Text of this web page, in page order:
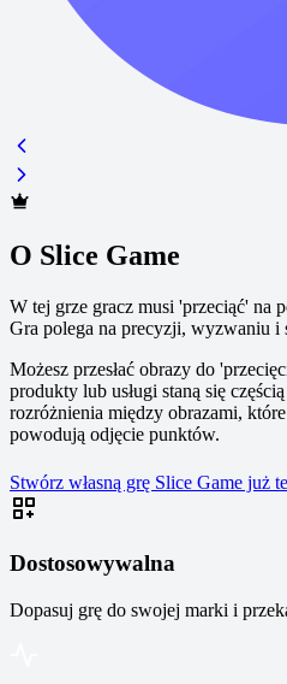
O Slice Game
W tej grze gracz musi 'przeciąć' na
Gra polega na precyzji, wyzwaniu i
Możesz przesłać obrazy do
produkty lub usługi staną się
rozróżnienia między obrazami,
powodują odjęcie punktów.
Stwórz własną grę Slice Game już
Dostosowywalna
Dopasuj grę do swojej marki i